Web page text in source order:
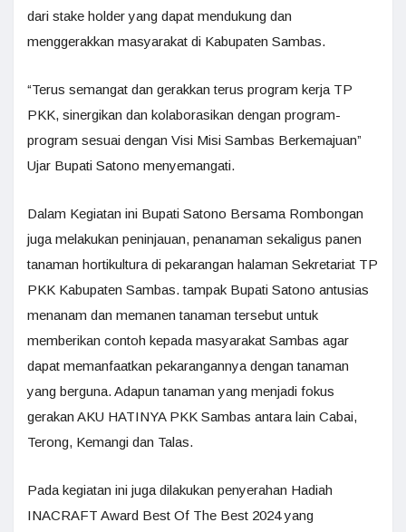
dari stake holder yang dapat mendukung dan
menggerakkan masyarakat di Kabupaten Sambas.
“Terus semangat dan gerakkan terus program kerja TP
PKK, sinergikan dan kolaborasikan dengan program-
program sesuai dengan Visi Misi Sambas Berkemajuan”
Ujar Bupati Satono menyemangati.
Dalam Kegiatan ini Bupati Satono Bersama Rombongan
juga melakukan peninjauan, penanaman sekaligus panen
tanaman hortikultura di pekarangan halaman Sekretariat TP
PKK Kabupaten Sambas. tampak Bupati Satono antusias
menanam dan memanen tanaman tersebut untuk
memberikan contoh kepada masyarakat Sambas agar
dapat memanfaatkan pekarangannya dengan tanaman
yang berguna. Adapun tanaman yang menjadi fokus
gerakan AKU HATINYA PKK Sambas antara lain Cabai,
Terong, Kemangi dan Talas.
Pada kegiatan ini juga dilakukan penyerahan Hadiah
INACRAFT Award Best Of The Best 2024 yang